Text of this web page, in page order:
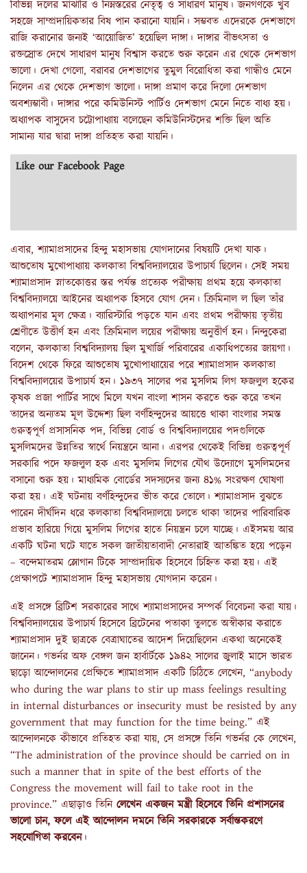
বিভিন্ন দলের মাঝারি ও নিম্নস্তরের নেতৃত্ব ও সাধারণ মানুষ। জনগণকে খুব
সহজে সাম্প্রদায়িকতার বিষ পান করানো যায়নি। সম্ভবত এদেরকে দেশভাগে
রাজি করানোর জন্যই ‘আয়োজিত’ হয়েছিল দাঙ্গা। দাঙ্গার বীভৎসতা ও
রক্তস্রোত দেখে সাধারণ মানুষ বিশ্বাস করতে শুরু করেন এর থেকে দেশভাগ
ভালো। দেখা গেলো, বরাবর দেশভাগের তুমুল বিরোধিতা করা গান্ধীও মেনে
নিলেন এর থেকে দেশভাগ ভালো। দাঙ্গা প্রমাণ করে দিলো দেশভাগ
অবশ্যম্ভাবী। দাঙ্গার পরে কমিউনিস্ট পার্টিও দেশভাগ মেনে নিতে বাধ্য হয়।
অধ্যাপক বাসুদেব চট্টোপাধ্যায় বলেছেন কমিউনিস্টদের শক্তি ছিল অতি
সামান্য যার দ্বারা দাঙ্গা প্রতিহত করা যায়নি।
Like our Facebook Page
এবার, শ্যামাপ্রসাদের হিন্দু মহাসভায় যোগদানের বিষয়টি দেখা যাক।
আশুতোষ মুখোপাধ্যায় কলকাতা বিশ্ববিদ্যালয়ের উপাচার্য ছিলেন। সেই সময়
শ্যামাপ্রসাদ স্নাতকোত্তর স্তর পর্যন্ত প্রত্যেক পরীক্ষায় প্রথম হয়ে কলকাতা
বিশ্ববিদ্যালয়ে আইনের অধ্যাপক হিসবে যোগ দেন। ক্রিমিনাল ল ছিল তাঁর
অধ্যাপনার মূল ক্ষেত্র। ব্যারিস্টারি পড়তে যান এবং প্রথম পরীক্ষায় তৃতীয়
শ্রেণীতে উত্তীর্ণ হন এবং ক্রিমিনাল লয়ের পরীক্ষায় অনুত্তীর্ণ হন। নিন্দুকেরা
বলেন, কলকাতা বিশ্ববিদ্যালয় ছিল মুখার্জি পরিবারের একাধিপত্যের জায়গা।
বিদেশ থেকে ফিরে আশুতোষ মুখোপাধ্যায়ের পরে শ্যামাপ্রসাদ কলকাতা
বিশ্ববিদ্যালয়ের উপাচার্য হন। ১৯৩৭ সালের পর মুসলিম লিগ ফজলুল হকের
কৃষক প্রজা পার্টির সাথে মিলে যখন বাংলা শাসন করতে শুরু করে তখন
তাদের অন্যতম মূল উদ্দেশ্য ছিল বর্ণহিন্দুদের আয়ত্তে থাকা বাংলার সমস্ত
গুরুত্বপূর্ণ প্রসাসনিক পদ, বিভিন্ন বোর্ড ও বিশ্ববিদ্যালয়ের পদগুলিকে
মুসলিমদের উন্নতির স্বার্থে নিয়ন্ত্রনে আনা। এরপর থেকেই বিভিন্ন গুরুত্বপূর্ণ
সরকারি পদে ফজলুল হক এবং মুসলিম লিগের যৌথ উদ্যোগে মুসলিমদের
বসানো শুরু হয়। মাধ্যমিক বোর্ডের সদস্যদের জন্য ৪১% সংরক্ষণ ঘোষণা
করা হয়। এই ঘটনায় বর্ণহিন্দুদের ভীত করে তোলে। শ্যামাপ্রসাদ বুঝতে
পারেন দীর্ঘদিন ধরে কলকাতা বিশ্ববিদ্যালয়ে চলতে থাকা তাদের পারিবারিক
প্রভাব হারিয়ে গিয়ে মুসলিম লিগের হাতে নিয়ন্ত্রন চলে যাচ্ছে। এইসময় আর
একটি ঘটনা ঘটে যাতে সকল জাতীয়তাবাদী নেতারাই আতঙ্কিত হয়ে পড়েন
– বন্দেমাতরম স্লোগান টিকে সাম্প্রদায়িক হিসেবে চিহ্নিত করা হয়। এই
প্রেক্ষাপটে শ্যামাপ্রসাদ হিন্দু মহাসভায় যোগদান করেন।
এই প্রসঙ্গে ব্রিটিশ সরকারের সাথে শ্যামাপ্রসাদের সম্পর্ক বিবেচনা করা যায়।
বিশ্ববিদ্যালয়ের উপাচার্য হিসেবে ব্রিটেনের পতাকা তুলতে অস্বীকার করাতে
শ্যামাপ্রসাদ দুই ছাত্রকে বেত্রাঘাতের আদেশ দিয়েছিলেন একথা অনেকেই
জানেন। গভর্নর অফ বেঙ্গল জন হার্বার্টকে ১৯৪২ সালের জুলাই মাসে ভারত
ছাড়ো আন্দোলনের প্রেক্ষিতে শ্যামাপ্রসাদ একটি চিঠিতে লেখেন, “anybody
who during the war plans to stir up mass feelings resulting
in internal disturbances or insecurity must be resisted by any
government that may function for the time being.” এই
আন্দোলনকে কীভাবে প্রতিহত করা যায়, সে প্রসঙ্গে তিনি গভর্নর কে লেখেন,
“The administration of the province should be carried on in
such a manner that in spite of the best efforts of the
Congress the movement will fail to take root in the
province.” এছাড়াও তিনি লেখেন একজন মন্ত্রী হিসেবে তিনি প্রশাসনের
ভালো চান, ফলে এই আন্দোলন দমনে তিনি সরকারকে সর্বান্তকরণে
সহযোগিতা করবেন।